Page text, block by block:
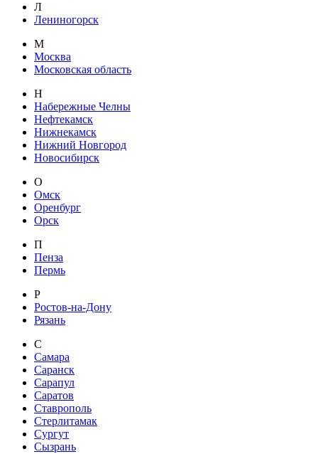
Л
Лениногорск
М
Москва
Московская область
Н
Набережные Челны
Нефтекамск
Нижнекамск
Нижний Новгород
Новосибирск
О
Омск
Оренбург
Орск
П
Пенза
Пермь
Р
Ростов-на-Дону
Рязань
С
Самара
Саранск
Сарапул
Саратов
Ставрополь
Стерлитамак
Сургут
Сызрань